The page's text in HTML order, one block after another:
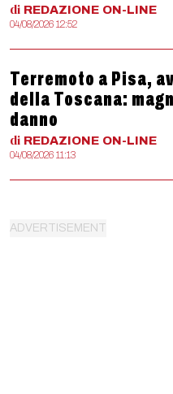
di REDAZIONE ON-LINE
04/08/2026 12:52
Terremoto a Pisa,
della Toscana:
danno
di REDAZIONE ON-LINE
04/08/2026 11:13